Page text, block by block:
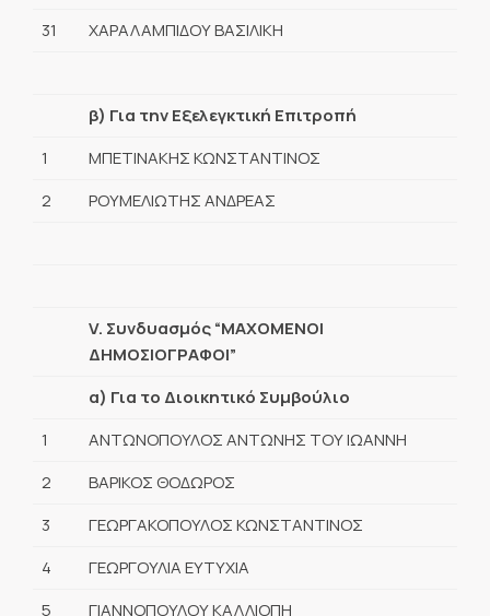
31
ΧΑΡΑΛΑΜΠΙΔΟΥ ΒΑΣΙΛΙΚΗ
β) Για την Εξελεγκτική Επιτροπή
1
ΜΠΕΤΙΝΑΚΗΣ ΚΩΝΣΤΑΝΤΙΝΟΣ
2
ΡΟΥΜΕΛΙΩΤΗΣ ΑΝΔΡΕΑΣ
V. Συνδυασμός “ΜΑΧΟΜΕΝΟΙ
ΔΗΜΟΣΙΟΓΡΑΦΟΙ”
α) Για το Διοικητικό Συμβούλιο
1
ΑΝΤΩΝΟΠΟΥΛΟΣ ΑΝΤΩΝΗΣ ΤΟΥ ΙΩΑΝΝΗ
2
ΒΑΡΙΚΟΣ ΘΟΔΩΡΟΣ
3
ΓΕΩΡΓΑΚΟΠΟΥΛΟΣ ΚΩΝΣΤΑΝΤΙΝΟΣ
4
ΓΕΩΡΓΟΥΛΙΑ ΕΥΤΥΧΙΑ
5
ΓΙΑΝΝΟΠΟΥΛΟΥ ΚΑΛΛΙΟΠΗ